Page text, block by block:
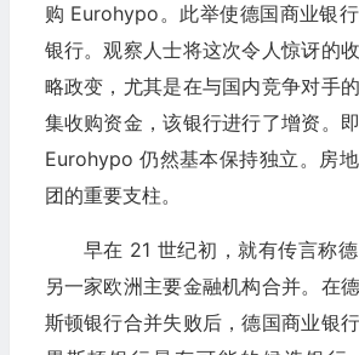
购 Eurohypo。此举使德国商业银
银行。观察人士将这次令人惊讶的
略政变，尤其是在与国内竞争对手
集收购资金，该银行进行了增资。
Eurohypo 仍然基本保持独立。房
团的重要支柱。
早在 21 世纪初，就有传言称
另一家欧洲主要金融机构合并。在
斯顿银行合并失败后，德国商业银